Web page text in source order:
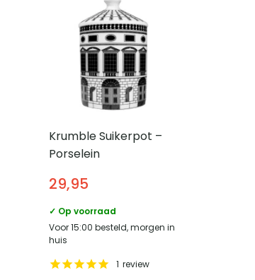
Krumble Suikerpot –
Porselein
29,95
✓ Op voorraad
Voor 15:00 besteld, morgen in
huis
1 review